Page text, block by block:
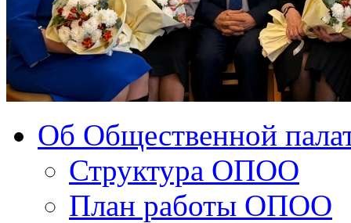
Об Общественной
Структура ОПОО
План работы ОПОО